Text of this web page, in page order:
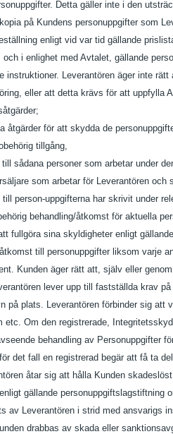
Detta gäller inte i den
på Kundens personuppgifter som
enligt vid var tid gällande
i enlighet med Avtalet, gällande
Leverantören äger inte
eller att detta krävs för att uppfylla
åtgärder för att skydda de
tillgång,
sådana personer som arbetar under
som arbetar för Leverantören och
person-uppgifterna har skrivit under
behandling/åtkomst för aktuella
fullgöra sina skyldigheter enligt
till personuppgifter liksom varje
Kunden äger rätt att, själv eller
lever upp till fastställda krav
plats. Leverantören förbinder sig att
Om den registrerade,
behandling av Personuppgifter
det fall en registrerad begär att få ta
åtar sig att hålla Kunden
gällande personuppgiftslagstiftning
av Leverantören i strid med ansvarigs
drabbas av skada eller